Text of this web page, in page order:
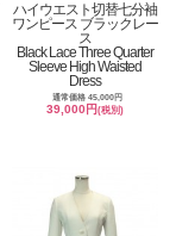
ハイウエスト切替七分袖
ワンピース ブラックレー
ス
Black Lace Three Quarter
Sleeve High Waisted
Dress
通常価格 45,000円
39,000円 (税別)